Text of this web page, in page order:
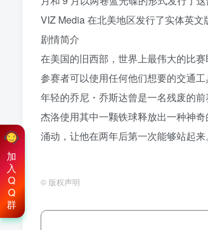
VIZ Media 在北美地区发行了实体英文
剧情简介
在美国的旧西部，世界上最伟大的比
参赛者可以使用任何他们想要的交通
年轻的乔尼・乔斯达曾是一名残废的
杰洛使用其中一颗铁球释放出一种神
涌动，让他在两年后第一次能够站起
© 版权声明
加
入
Q
Q
群